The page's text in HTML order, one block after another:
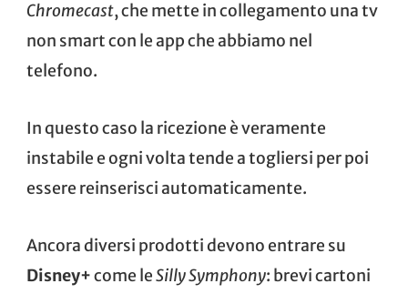
Chromecast, che mette in collegamento una tv
non smart con le app che abbiamo nel
telefono.
In questo caso la ricezione è veramente
instabile e ogni volta tende a togliersi per poi
essere reinserisci automaticamente.
Ancora diversi prodotti devono entrare su
Disney+come leSilly Symphony: brevi cartoni